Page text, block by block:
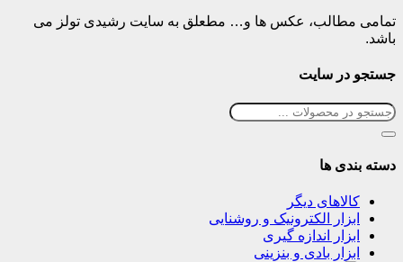
تمامی مطالب، عکس ها و… مطعلق به سایت رشیدی تولز می
باشد.
جستجو در سایت
دسته بندی ها
کالاهای دیگر
ابزار الکترونیک و روشنایی
ابزار اندازه گیری
ابزار بادی و بنزینی